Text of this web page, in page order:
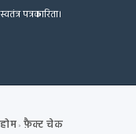
Skip to content
स्वतंत्र पत्रकारिता।
होम› फ़ैक्ट चेक